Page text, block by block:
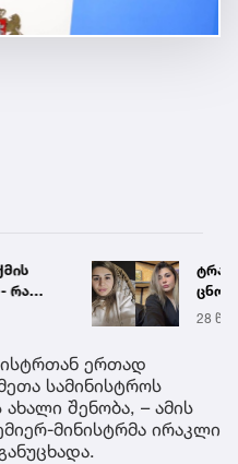
რა
28
ერთად
სამინისტროს
შენობა, – ამის
მინისტრმა ირაკლი